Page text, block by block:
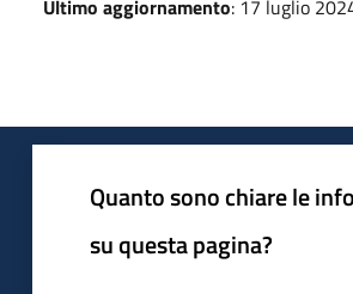
Ultimo aggiornamento: 17 luglio
Quanto sono chiare le
su questa pagina?